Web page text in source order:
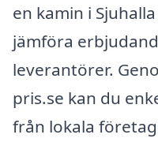
en kamin i
jämföra
leverantörer.
pris.se kan du
från lokala